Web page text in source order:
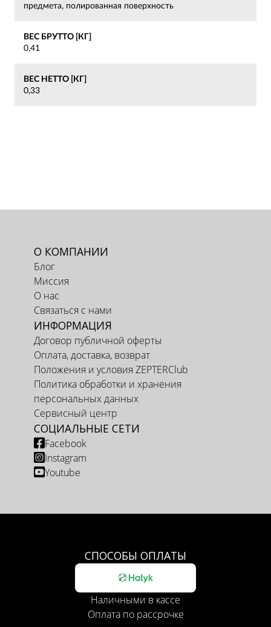
предмета, полированная поверхность
ВЕС БРУТТО [КГ]
0,41
ВЕС НЕТТО [КГ]
0,33
О КОМПАНИИ
Блог
Миссия
О нас
Связаться с нами
ИНФОРМАЦИЯ
Договор публичной оферты
Оплата, доставка, возврат
Положения и условия ZEPTERClub
Политика обработки и хранения
персональных данных
Сервисный центр
СОЦИАЛЬНЫЕ СЕТИ
Facebook
Instagram
Youtube
СПОСОБЫ ОПЛАТЫ
Наличными в кассе
Оплата по рассрочке